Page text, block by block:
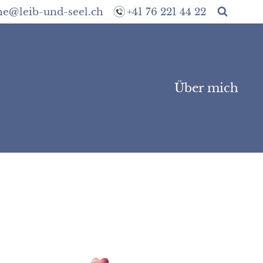
und-seel.ch +41 76 221 44 22
Über mich